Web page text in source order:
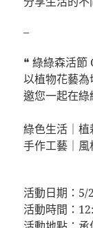
–
❝ 綠綠森活
以植物花藝為
邀您一起在綠
綠色生活｜
手作工藝｜
活動日期：5/
活動時間：